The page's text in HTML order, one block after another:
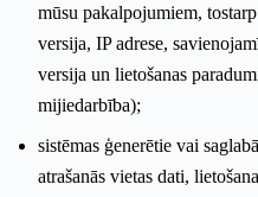
mūsu pakalpojumiem,
versija, IP adrese,
versija un lietošanas
mijiedarbība);
sistēmas ģenerētie vai
atrašanās vietas dati,